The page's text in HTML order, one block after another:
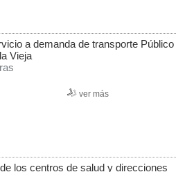
a demanda de transporte Público
Vieja
ver más
los centros de salud y direcciones